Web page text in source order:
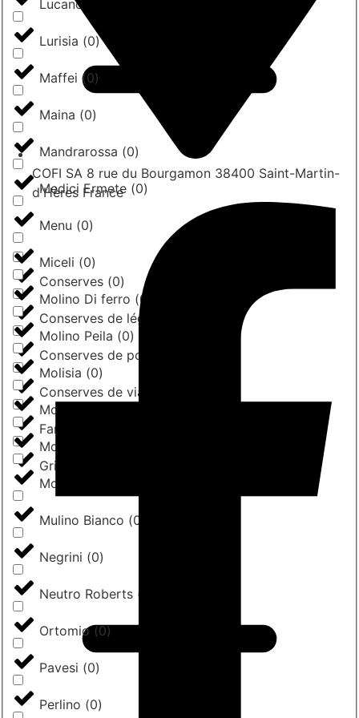
Conserves (0)
Conserves de légumes
Conserves de poissons
Conserves de viandes
Farines
Grissini
Lucano
Lurisia (0)
Maffei (0)
Maina (0)
Mandrarossa (0)
Medici Ermete (0)
Menu (0)
Miceli (0)
Molino Di ferro (0
Molino Peila (0)
Molisia (0)
Monte Delle Vigne
Morelli
Morena
Mulino Bianco (0
Negrini (0)
Neutro Roberts (
Ortomio(0)
Pavesi (0)
Perlino (0)
COFI SA 8 rue du Bourgamon 38400 Saint-Martin-
d'Hères France